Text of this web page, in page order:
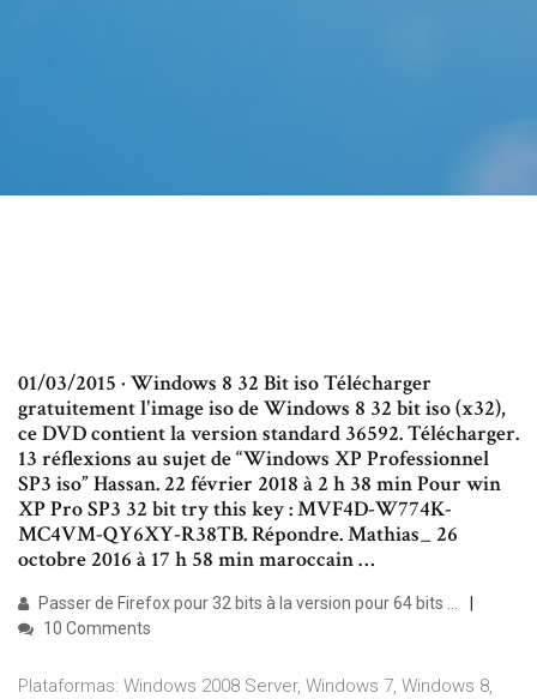
01/03/2015 · Windows 8 32 Bit iso Télécharger
gratuitement l'image iso de Windows 8 32 bit iso (x32),
ce DVD contient la version standard 36592. Télécharger.
13 réflexions au sujet de “Windows XP Professionnel
SP3 iso” Hassan. 22 février 2018 à 2 h 38 min Pour win
XP Pro SP3 32 bit try this key : MVF4D-W774K-
MC4VM-QY6XY-R38TB. Répondre. Mathias_ 26
octobre 2016 à 17 h 58 min maroccain …
Passer de Firefox pour 32 bits à la version pour 64 bits ...
10 Comments
Plataformas: Windows 2008 Server, Windows 7, Windows 8,